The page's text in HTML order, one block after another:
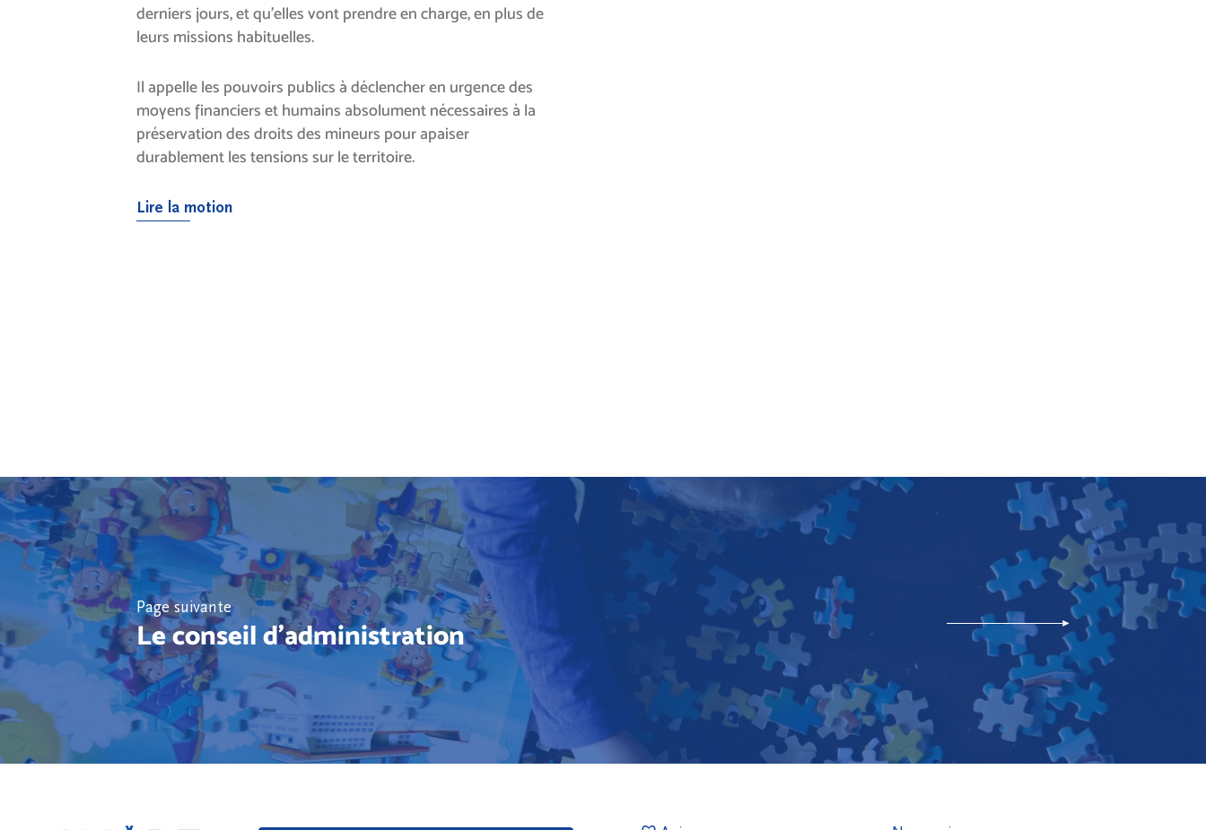
derniers jours, et qu’elles vont prendre en charge, en plus de
leurs missions habituelles.
Il appelle les pouvoirs publics à déclencher en urgence des
moyens financiers et humains absolument nécessaires à la
préservation des droits des mineurs pour apaiser
durablement les tensions sur le territoire.
Lire la motion
Page suivante
Le conseil d'administration